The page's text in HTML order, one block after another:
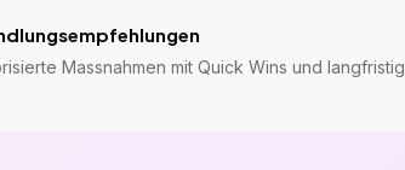
Massnahmen mit Quick Wins und